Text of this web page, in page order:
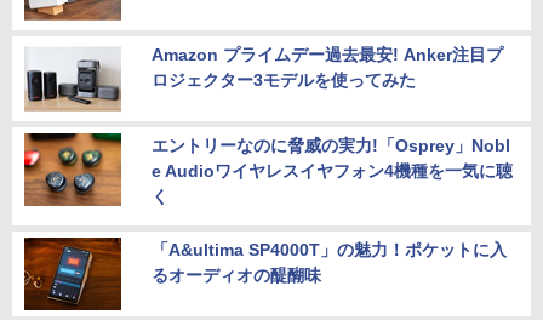
Amazon プライムデー過去最安! Anker注目プ
ロジェクター3モデルを使ってみた
エントリーなのに脅威の実力!「Osprey」Nobl
e Audioワイヤレスイヤフォン4機種を一気に聴
く
「A&ultima SP4000T」の魅力！ポケットに入
るオーディオの醍醐味